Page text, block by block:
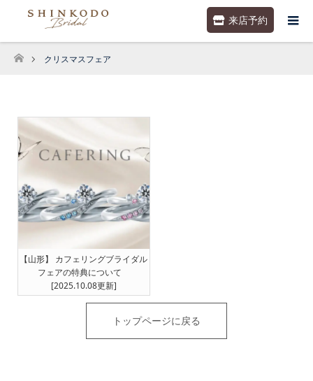
来店予約
ホーム
クリスマスフェア
【山形】 カフェリングブライダル
フェアの特典について
[2025.10.08更新]
トップページに戻る